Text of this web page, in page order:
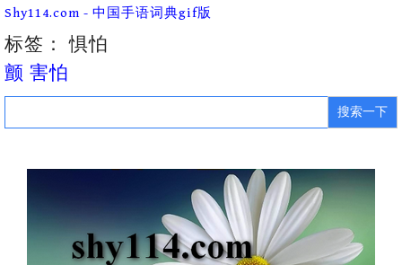
Skip
content
Shy114.com - 中国手语词典gif版
标签：惧怕
颤 害怕
Search